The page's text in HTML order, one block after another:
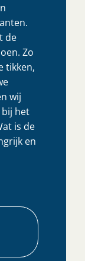
de
Zo
tikken,
wij
het
is de
en